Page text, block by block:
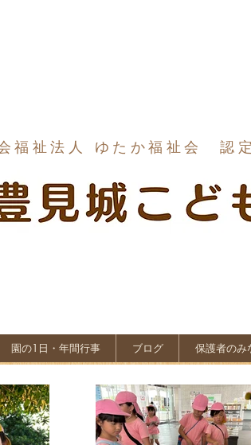
福祉法人 ゆたか福祉会 認
園の1日・年間行事 ブログ 保護者のみ